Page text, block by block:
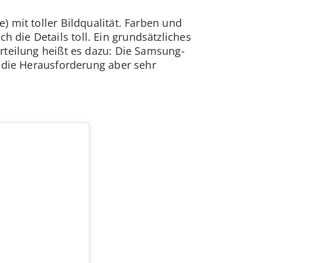
mit toller Bildqualität. Farben und
die Details toll. Ein grundsätzliches
heißt es dazu: Die Samsung-
Herausforderung aber sehr